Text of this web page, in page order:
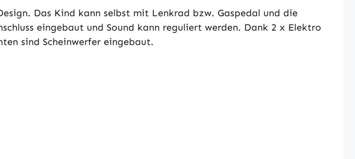
Das Kind kann selbst mit Lenkrad bzw. Gaspedal und die
eingebaut und Sound kann reguliert werden. Dank 2 x Elektro
sind Scheinwerfer eingebaut.